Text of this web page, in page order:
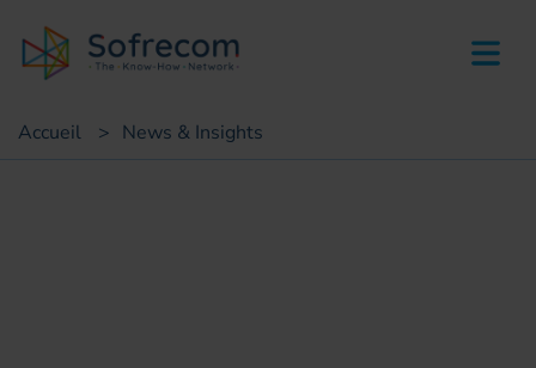
Accueil > News & Insights